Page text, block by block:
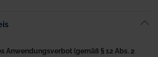
Anwendungsverbot (gemäß § 12 Abs. 2